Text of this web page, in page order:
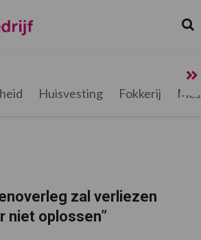
Huisvesting Fokkerij
zal verliezen
niet oplossen”